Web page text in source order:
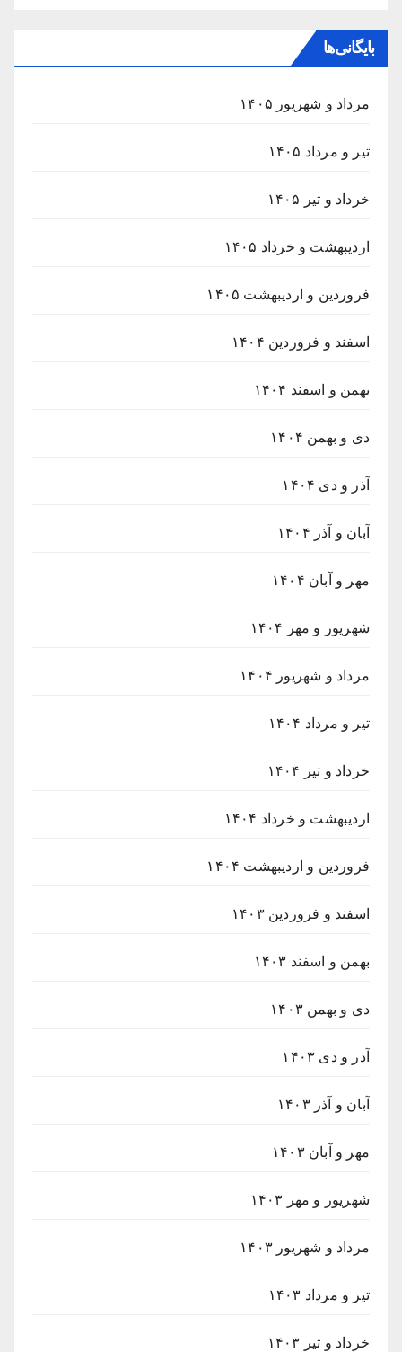
بایگانی‌ها
مرداد و شهریور ۱۴۰۵
تیر و مرداد ۱۴۰۵
خرداد و تیر ۱۴۰۵
اردیبهشت و خرداد ۱۴۰۵
فروردین و اردیبهشت ۱۴۰۵
اسفند و فروردین ۱۴۰۴
بهمن و اسفند ۱۴۰۴
دی و بهمن ۱۴۰۴
آذر و دی ۱۴۰۴
آبان و آذر ۱۴۰۴
مهر و آبان ۱۴۰۴
شهریور و مهر ۱۴۰۴
مرداد و شهریور ۱۴۰۴
تیر و مرداد ۱۴۰۴
خرداد و تیر ۱۴۰۴
اردیبهشت و خرداد ۱۴۰۴
فروردین و اردیبهشت ۱۴۰۴
اسفند و فروردین ۱۴۰۳
بهمن و اسفند ۱۴۰۳
دی و بهمن ۱۴۰۳
آذر و دی ۱۴۰۳
آبان و آذر ۱۴۰۳
مهر و آبان ۱۴۰۳
شهریور و مهر ۱۴۰۳
مرداد و شهریور ۱۴۰۳
تیر و مرداد ۱۴۰۳
خرداد و تیر ۱۴۰۳